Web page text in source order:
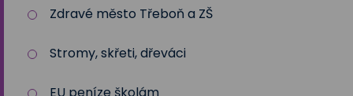
Zdravé město Třeboň a ZŠ
Stromy, skřeti, dřeváci